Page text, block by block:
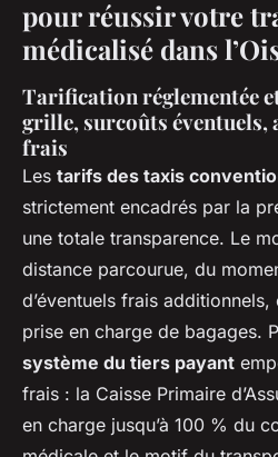
pour réussir votre
médicalisé dans
Tarification réglementée
grille, surcoûts éventuels,
frais
Les tarifs des taxis
strictement encadrés par la
une totale transparence. Le
distance parcourue, du
d’éventuels frais additionnels,
prise en charge de bagages.
système du tiers payant
frais : la Caisse Primaire
en charge jusqu’à 100 % du